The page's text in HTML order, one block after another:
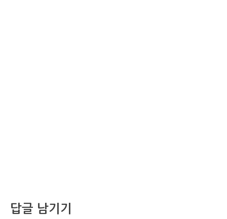
답글 남기기